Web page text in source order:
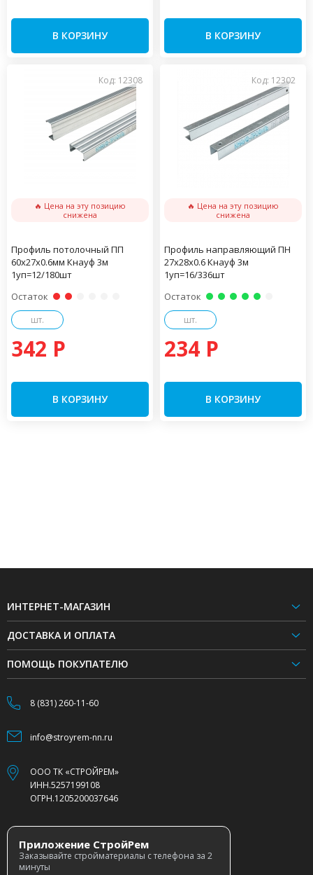
В КОРЗИНУ В КОРЗИНУ
Код: 12308
🔥 Цена на эту позицию
снижена
Профиль потолочный ПП
60х27х0.6мм Кнауф 3м
1уп=12/180шт
Остаток
шт.
342 P
В КОРЗИНУ
Код: 12302
🔥 Цена на эту позицию
снижена
Профиль направляющий ПН
27х28х0.6 Кнауф 3м
1уп=16/336шт
Остаток
шт.
234 P
В КОРЗИНУ
ИНТЕРНЕТ-МАГАЗИН
ДОСТАВКА И ОПЛАТА
ПОМОЩЬ ПОКУПАТЕЛЮ
8 (831) 260-11-60
info@stroyrem-nn.ru
ООО ТК «СТРОЙРЕМ»
ИНН.5257199108
ОГРН.1205200037646
Приложение СтройРем
Заказывайте стройматериалы с телефона за 2
минуты